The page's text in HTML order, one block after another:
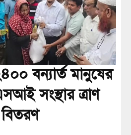
বন্যার্ত মানুষের
সংস্থার ত্রাণ
বিতরণ